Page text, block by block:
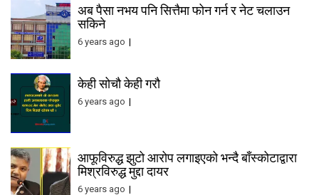
अब पैसा नभय पनि सित्तैमा फोन गर्न र नेट चलाउन
सकिने
6 years ago
केही सोचौ केही गरौ
6 years ago
आफूविरुद्ध झुटो आरोप लगाइएको भन्दै बाँस्कोटाद्वारा
मिश्रविरुद्ध मुद्दा दायर
6 years ago